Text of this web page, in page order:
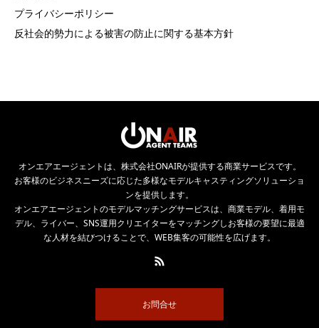
プライバシーポリシー
反社会的勢力による被害の防止に関する基本方針
オンエアエージェントは、株式会社ONAIRが提供する商業サービスです。
お客様のビジネスニーズに応じた多様なモデルキャスティングソリューショ
ンを提供します。
オンエアエージェントのモデルマッチングサービスは、商業モデル、着用モ
デル、ライバー、SNS運用クリエイターをマッチングしお客様の要望に最適
な人材を結びつけることで、WEB集客の可能性を広げます。
お問合せ